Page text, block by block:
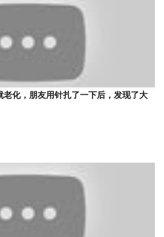
老化，朋友用针扎了一下后，发现了大